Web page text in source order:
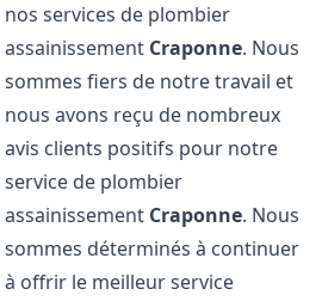
nos services de plombier
assainissement Craponne. Nous
sommes fiers de notre travail et
nous avons reçu de nombreux
avis clients positifs pour notre
service de plombier
assainissement Craponne. Nous
sommes déterminés à continuer
à offrir le meilleur service